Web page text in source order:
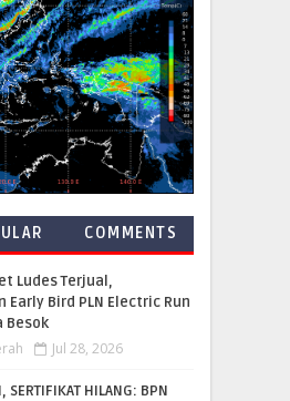
COMMENTS
Ludes Terjual,
Bird PLN Electric Run
Besok
Jul 28, 2026
SERTIFIKAT HILANG: BPN